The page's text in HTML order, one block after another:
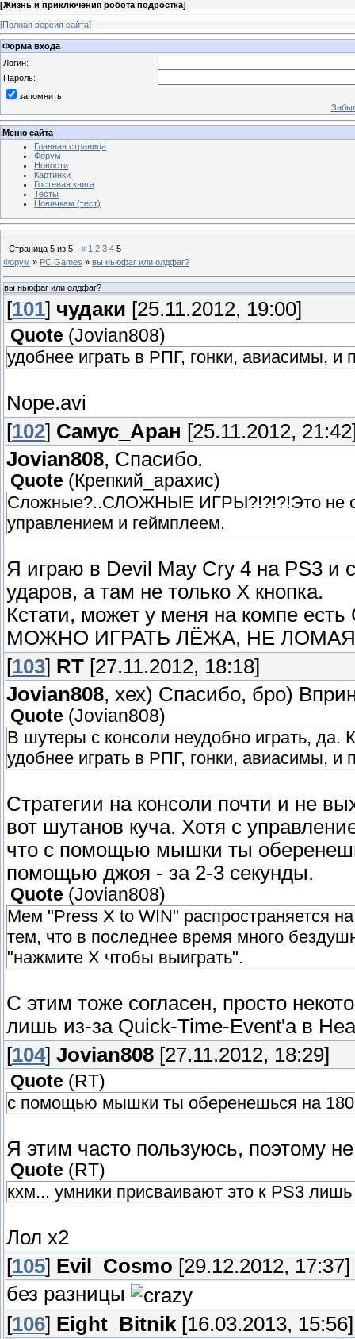
[Жизнь и приключения робота подростка]
[Полная версия сайта]
Форма входа
Логин:
Пароль:
запомнить
Меню сайта
Главная страница
Форум
Новости
Картинки
Гостевая книга
Тесты
Новичкам (тест)
Страница 5 из 5 « 1 2 3 4 5
Форум » PC Games » вы ньюфаг или олдфаг?
вы ньюфаг или олдфаг?
[101] чудаки [25.11.2012, 19:00]
Quote (Jovian808)
удобнее играть в РПГ, гонки, авиасимы, и
Nope.avi
[102] Самус_Аран [25.11.2012,
Jovian808, Спасибо.
Quote (Крепкий_арахис)
Сложные?..СЛОЖНЫЕ ИГРЫ?!?!?!Это не
управлением и геймплеем.
Я играю в Devil May Cry 4 на PS3 и
ударов, а там не только Х кнопка.
Кстати, может у меня на компе
МОЖНО ИГРАТЬ ЛЁЖА, НЕ
[103] RT [27.11.2012, 18:18]
Jovian808, хех) Спасибо, бро)
Quote (Jovian808)
В шутеры с консоли неудобно играть, да.
удобнее играть в РПГ, гонки, авиасимы, и
Стратегии на консоли почти и не
вот шутанов куча. Хотя с
что с помощью мышки ты
помощью джоя - за 2-3 секунды.
Quote (Jovian808)
Мем "Press X to WIN" распространяется
тем, что в последнее время много
"нажмите Х чтобы выиграть".
С этим тоже согласен, просто
лишь из-за Quick-Time-Event'а в
[104] Jovian808 [27.11.2012, 18:29]
Quote (RT)
с помощью мышки ты оберенешься на 180
Я этим часто пользуюсь, поэтому
Quote (RT)
кхм... умники присваивают это к PS3
Лол х2
[105] Evil_Cosmo [29.12.2012, 17:37]
без разницы
[106] Eight_Bitnik [16.03.2013, 15:56]